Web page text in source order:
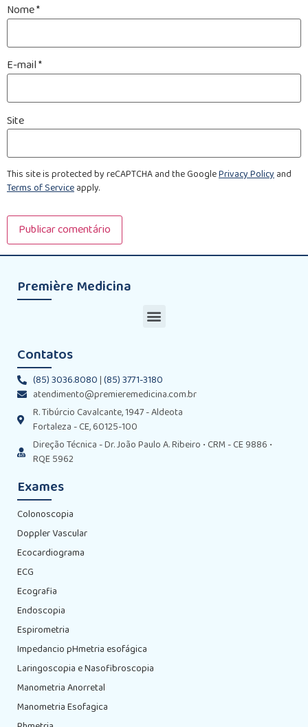
Nome*
E-mail*
Site
This site is protected by reCAPTCHA and the GooglePrivacy Policyand
Terms of Serviceapply.
Première Medicina
Contatos
(85) 3036.8080|(85) 3771-3180
atendimento@premieremedicina.com.br
R. Tibúrcio Cavalcante, 1947 - Aldeota
Fortaleza - CE, 60125-100
Direção Técnica - Dr. João Paulo A. Ribeiro • CRM - CE 9886 •
RQE 5962
Exames
Colonoscopia
Doppler Vascular
Ecocardiograma
ECG
Ecografia
Endoscopia
Espirometria
Impedancio pHmetria esofágica
Laringoscopia e Nasofibroscopia
Manometria Anorretal
Manometria Esofagica